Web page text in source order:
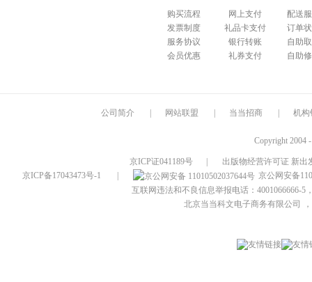
购买流程
发票制度
服务协议
会员优惠
网上支付
礼品卡支付
银行转账
礼券支付
配送
订单
自助
自助
公司简介 网站联盟 当当招商 机构
Copyright 2004
京ICP证041189号
出版物经营许可证 新出
京ICP备17043473号-1
京公网安备
互联网违法和不良信息举报电话：4001066666-5
北京当当科文电子商务有限公司